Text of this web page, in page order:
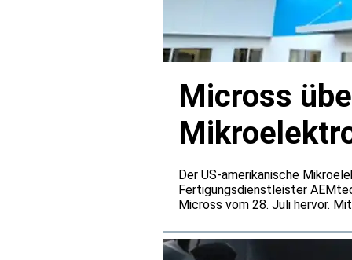
Micross
Der US-amerikanische
Fertigungsdienstleister
Micross vom 28. Juli hervor.
Berlin und Dresden sollen
Unternehmens in Europa